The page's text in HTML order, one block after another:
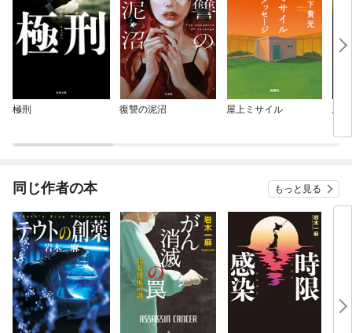
極刑 復讐の泥沼 屋上ミサイル 悲
同じ作者の本 もっと見る